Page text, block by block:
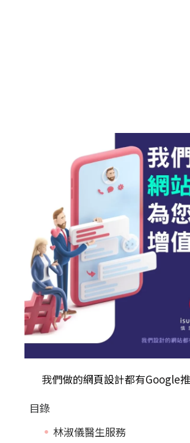
我們做的網頁設計都有Google
目錄
林淑儀醫生服務